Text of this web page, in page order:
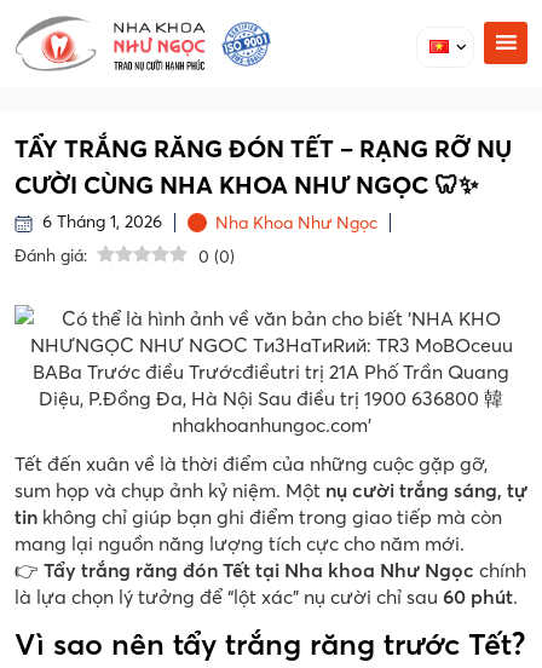
TẨY TRẮNG RĂNG ĐÓN TẾT – RẠNG RỠ NỤ
CƯỜI CÙNG NHA KHOA NHƯ NGỌC 🦷✨
6 Tháng 1, 2026
Nha Khoa Như Ngọc
Đánh giá:
0 (0)
Tết đến xuân về là thời điểm của những cuộc gặp gỡ,
sum họp và chụp ảnh kỷ niệm. Một nụ cười trắng sáng, tự
tin không chỉ giúp bạn ghi điểm trong giao tiếp mà còn
mang lại nguồn năng lượng tích cực cho năm mới.
👉 Tẩy trắng răng đón Tết tại Nha khoa Như Ngọc chính
là lựa chọn lý tưởng để “lột xác” nụ cười chỉ sau 60 phút.
Vì sao nên tẩy trắng răng trước Tết?